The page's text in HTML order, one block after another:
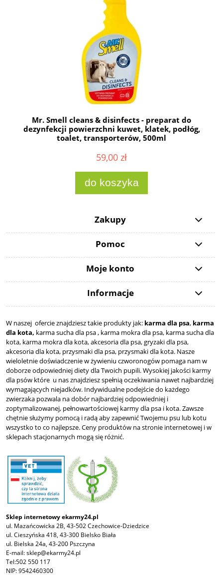
Mr. Smell cleans & disinfects - preparat do
dezynfekcji powierzchni kuwet, klatek, podłóg,
toalet, transporterów, 500ml
59,00 zł
do koszyka
Zakupy
Pomoc
Moje konto
Informacje
W naszej ofercie znajdziesz takie produkty jak: karma dla psa, karma
dla kota, karma sucha dla psa , karma mokra dla psa, karma sucha dla
kota, karma mokra dla kota, akcesoria dla psa, gryzaki dla psa,
akcesoria dla kota, przysmaki dla psa, przysmaki dla kota. Nasze
wieloletnie doświadczenie w żywieniu czworonogów pomaga nam w
doborze odpowiedniej diety dla Twoich pupili. Wysokiej jakości karmy
dla psów które u nas znajdziesz spełnią oczekiwania nawet najbardziej
wymagających niejadków. Indywidualne podejście do każdego
zwierzaka pozwala na dobór najbardziej odpowiedniej i
zoptymalizowanej, pełnowartościowej karmy dla psa i kota. Zawsze
chętnie służymy pomocą i radą aby zapewnić Twojemu psu lub kotu
wszystko to co najlepsze. Ceny produktów na stronie internetowej i w
sklepach stacjonarnych mogą się różnić.
Sklep internetowy ekarmy24.pl
ul. Mazańcowicka 2B, 43-502 Czechowice-Dziedzice
ul. Cieszyńska 418, 43-300 Bielsko Biała
ul. Bielska 24a, 43-200 Pszczyna
E-mail:sklep@ekarmy24.pl
Tel:502 550 117
NIP: 9542460300